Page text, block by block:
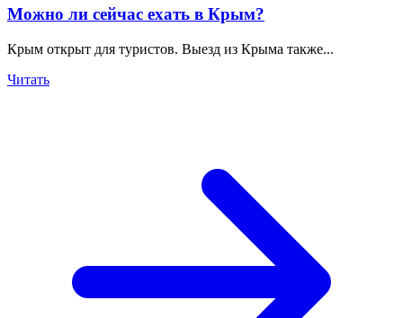
Можно ли сейчас ехать в Крым?
Крым открыт для туристов. Выезд из Крыма также...
Читать